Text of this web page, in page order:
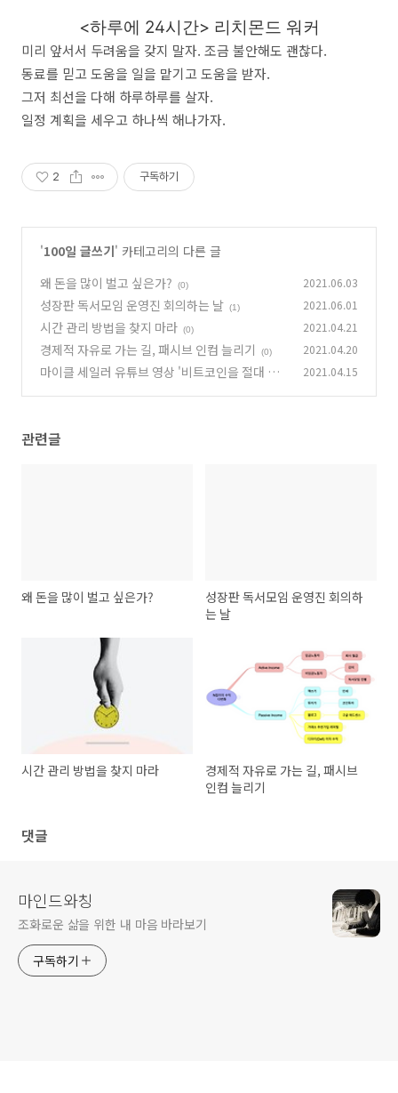
<하루에 24시간> 리치몬드 워커
미리 앞서서 두려움을 갖지 말자. 조금 불안해도 괜찮다.
동료를 믿고 도움을 일을 맡기고 도움을 받자.
그저 최선을 다해 하루하루를 살자.
일정 계획을 세우고 하나씩 해나가자.
2 구독하기
'100일 글쓰기' 카테고리의 다른 글
왜 돈을 많이 벌고 싶은가?
(0) 2021.06.03
성장판 독서모임 운영진 회의하는 날 (1) 2021.06.01
시간 관리 방법을 찾지 마라 (0) 2021.04.21
경제적 자유로 가는 길, 패시브 인컴 늘리기 (0) 2021.04.20
마이클 세일러 유튜브 영상 '비트코인을 절대 팔
2021.04.15
관련글
왜 돈을 많이 벌고 싶은가?
성장판 독서모임 운영진 회의하
는 날
시간 관리 방법을 찾지 마라
경제적 자유로 가는 길, 패시브
인컴 늘리기
댓글
마인드와칭
조화로운 삶을 위한 내 마음 바라보기
구독하기